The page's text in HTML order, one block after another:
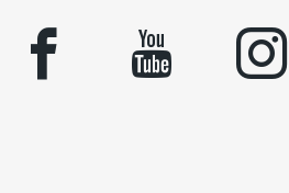
facebook youtube instagram